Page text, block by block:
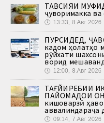
ТАВСИЯИ
ҷуворимакка
🕔 13:33, 8.Авг 2026
ПУРСИДЕД,
кадом ҳолатҳо
рӯйхати
ворид
🕔 12:00, 8.Авг 2026
ТАҒЙИРЁБИИ
ПАЙОМАДҲОИ
кишоварзӣ
аввалиндараҷа
🕔 09:14, 7.Авг 2026